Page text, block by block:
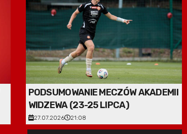
PODSUMOWANIE MECZÓW AKADEMII
WIDZEWA (23-25 LIPCA)
27.07.2026 21:08